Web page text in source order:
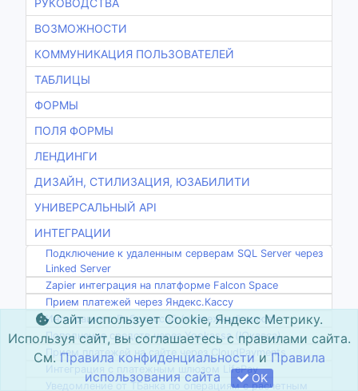
РУКОВОДСТВА
ВОЗМОЖНОСТИ
КОММУНИКАЦИЯ ПОЛЬЗОВАТЕЛЕЙ
ТАБЛИЦЫ
ФОРМЫ
ПОЛЯ ФОРМЫ
ЛЕНДИНГИ
ДИЗАЙН, СТИЛИЗАЦИЯ, ЮЗАБИЛИТИ
УНИВЕРСАЛЬНЫЙ API
ИНТЕГРАЦИИ
Подключение к удаленным серверам SQL Server через
Linked Server
Zapier интеграция на платформе Falcon Space
Прием платежей через Яндекс.Кассу
Интеграция с Робокассой (платежный шлюз)
Пополнение средств через Yookassa (Юкасса)
Прием платежей на сайте через CloudPayments
Интеграция с платежным шлюзом LifePay
Уведомление от ТБанка по операциям с расчетным
Сайт использует Cookie, Яндекс Метрику.
Используя сайт, вы соглашаетесь с правилами сайта.
См.Правила конфиденциальностииПравила
использования сайта
OK